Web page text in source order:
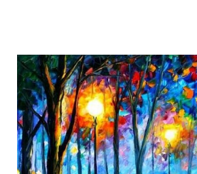
memiliki spesifikasi berbeda sesuai
menggambar bentuk: 1. Kertas Gambar
membutuhkan kertas yang baik agar
nyaman dan maksimal. Bahan kertas yang
adalah tidak mudah sobek, mengingat
proses menggores dan menghapus. Kertas